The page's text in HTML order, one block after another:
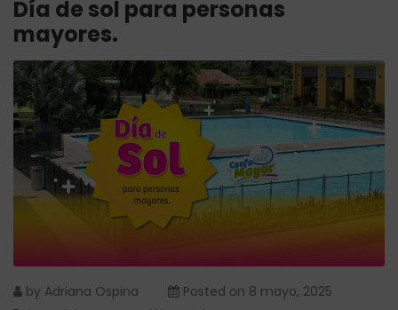
Día de sol para personas
mayores.
by Adriana Ospina Posted on 8 mayo, 2025